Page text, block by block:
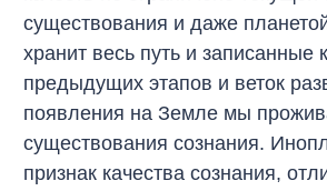
существования и даже
хранит весь путь и записанные
предыдущих этапов и веток
появления на Земле мы
существования сознания.
признак качества сознания,